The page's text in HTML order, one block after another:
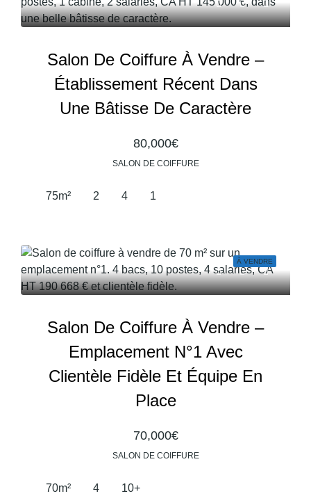
Salon De Coiffure À Vendre –
Établissement Récent Dans
Une Bâtisse De Caractère
80,000€
SALON DE COIFFURE
75m² 2 4 1
À VENDRE
Salon De Coiffure À Vendre –
Emplacement N°1 Avec
Clientèle Fidèle Et Équipe En
Place
70,000€
SALON DE COIFFURE
70m² 4 10+